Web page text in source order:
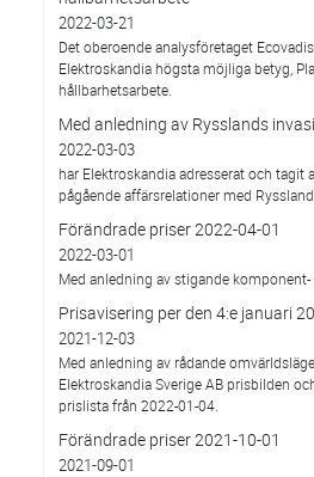
2022-03-21
Det oberoende analysföretaget
Elektroskandia högsta möjliga betyg,
hållbarhetsarbete.
Med anledning av Rysslands
2022-03-03
har Elektroskandia adresserat och tagit
pågående affärsrelationer med Ryssland
Förändrade priser 2022-04-01
2022-03-01
Med anledning av stigande komponent-
Prisavisering per den 4:e januari
2021-12-03
Med anledning av rådande
Elektroskandia Sverige AB prisbilden
prislista från 2022-01-04.
Förändrade priser 2021-10-01
2021-09-01